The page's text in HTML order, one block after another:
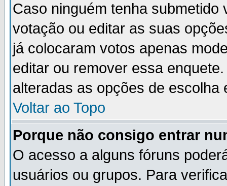
Caso ninguém tenha
votação ou editar as suas
já colocaram votos apenas
editar ou remover essa
alteradas as opções de escolha
Voltar ao Topo
Porque não consigo entrar
O acesso a alguns fóruns
usuários ou grupos. Para